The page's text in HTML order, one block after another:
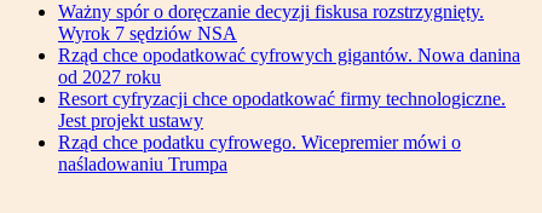
Ważny spór o doręczanie decyzji fiskusa rozstrzygnięty.
Wyrok 7 sędziów NSA
Rząd chce opodatkować cyfrowych gigantów. Nowa danina
od 2027 roku
Resort cyfryzacji chce opodatkować firmy technologiczne.
Jest projekt ustawy
Rząd chce podatku cyfrowego. Wicepremier mówi o
naśladowaniu Trumpa